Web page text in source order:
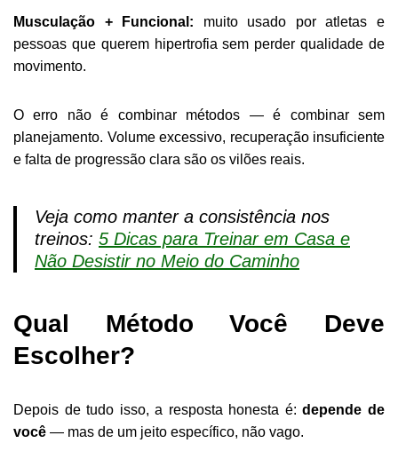
Musculação + Funcional: muito usado por atletas e
pessoas que querem hipertrofia sem perder qualidade de
movimento.
O erro não é combinar métodos — é combinar sem
planejamento. Volume excessivo, recuperação insuficiente
e falta de progressão clara são os vilões reais.
Veja como manter a consistência nos
treinos: 5 Dicas para Treinar em Casa e
Não Desistir no Meio do Caminho
Qual Método Você Deve
Escolher?
Depois de tudo isso, a resposta honesta é:depende de
você — mas de um jeito específico, não vago.